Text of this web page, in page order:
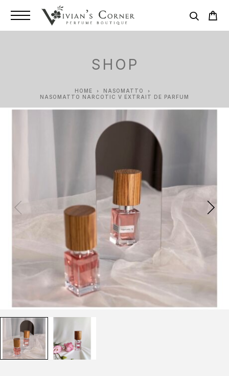
SHOP
HOME
NASOMATTO
NASOMATTO NARCOTIC V EXTRAIT DE PARFUM